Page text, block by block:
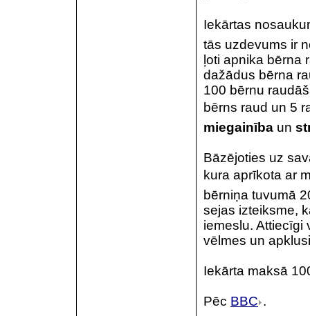
Iekārtas
tās uzdevums ir
ļoti apnika bērna
dažādus bērna
100 bērnu
bērns raud un 5
miegainība un
Bāzējoties uz
kura aprīkota ar
bērniņa tuvumā
sejas izteiksme,
iemeslu. Attiecīgi
vēlmes un
Iekārta maksā
Pēc BBC .